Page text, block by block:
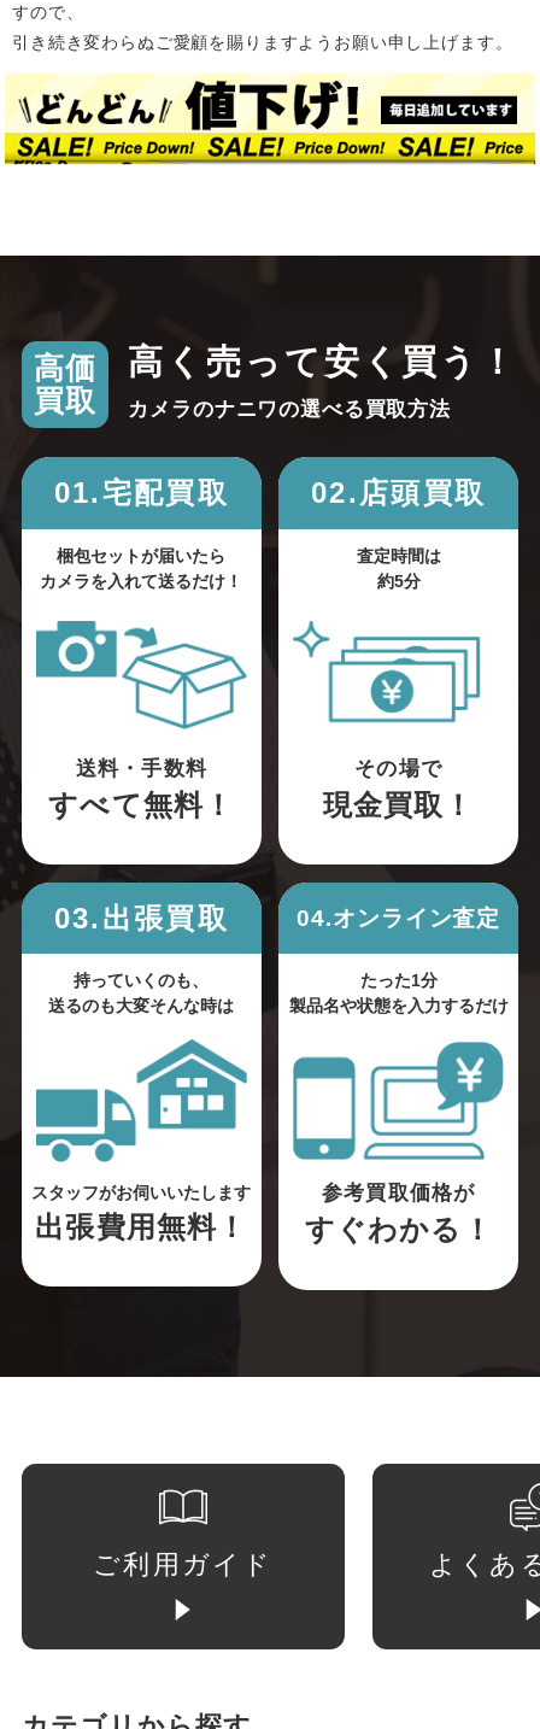
すので、
引き続き変わらぬご愛顧を賜りますようお願い申し上げます。
高価
買取
高く売って安く買う！
カメラのナニワの選べる買取方法
01.宅配買取
梱包セットが届いたら
カメラを入れて送るだけ！
送料・手数料
すべて無料！
02.店頭買取
査定時間は
約5分
その場で
現金買取！
03.出張買取
持っていくのも、
送るのも大変そんな時は
スタッフがお伺いいたします
出張費用無料！
04.オンライン査定
たった1分
製品名や状態を入力するだけ
参考買取価格が
すぐわかる！
ご利用ガイド よくあ